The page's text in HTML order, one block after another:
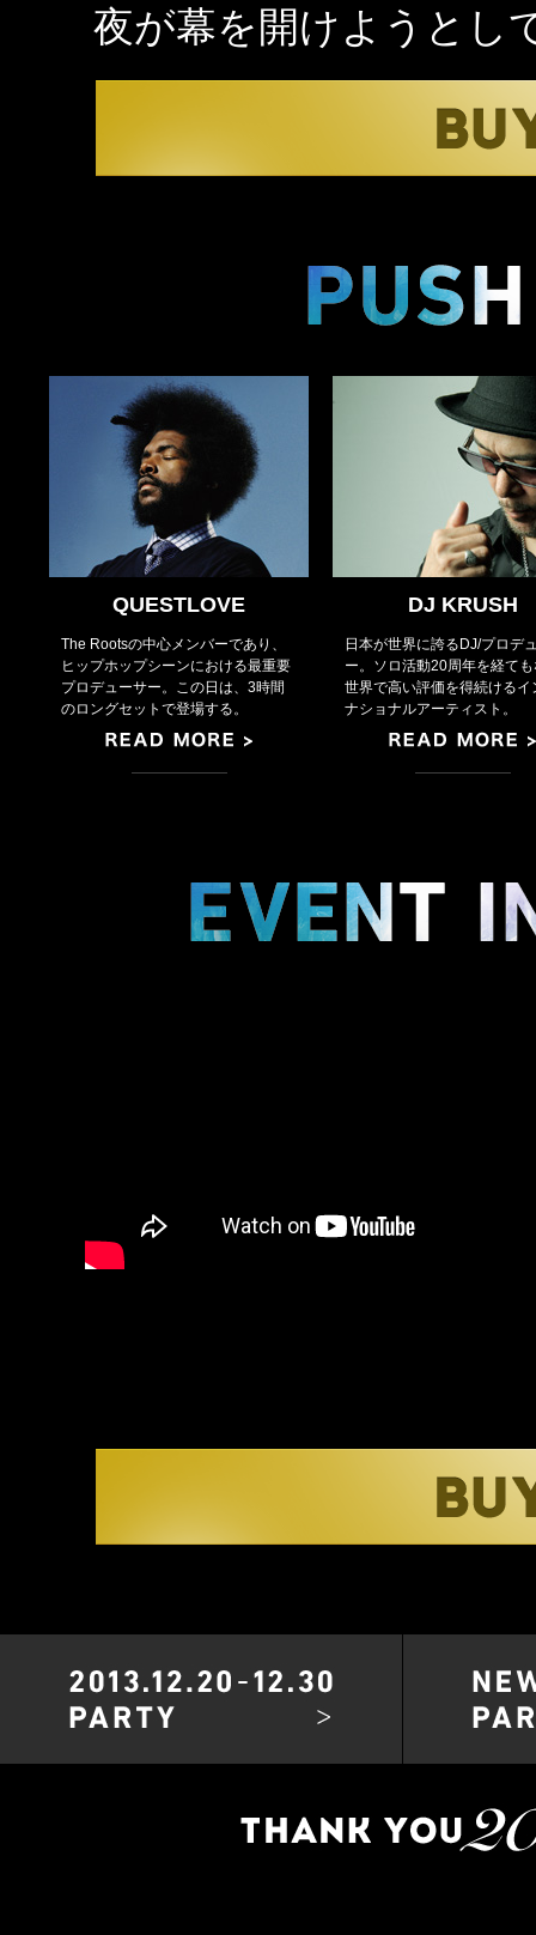
夜が幕を開けようとし
QUESTLOVE
The Rootsの中心メンバーであり、
ヒップホップシーンにおける最重要
プロデューサー。この日は、3時間
のロングセットで登場する。
DJ KRUSH
日本が世界に誇るDJ/プロデ
ー。ソロ活動20周年を経て
世界で高い評価を得続けるイ
ナショナルアーティスト。